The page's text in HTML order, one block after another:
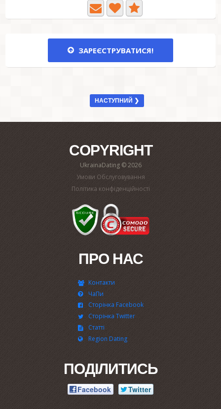
ЗАРЕЄСТРУВАТИСЯ!
НАСТУПНИЙ ❯
COPYRIGHT
UkrainaDating © 2026
Умови Обслуговування
Політика конфіденційності
ПРО НАС
Контакти
ЧаПи
Сторінка Facebook
Сторінка Twitter
Статті
Region Dating
ПОДІЛИТИСЬ
Facebook Twitter